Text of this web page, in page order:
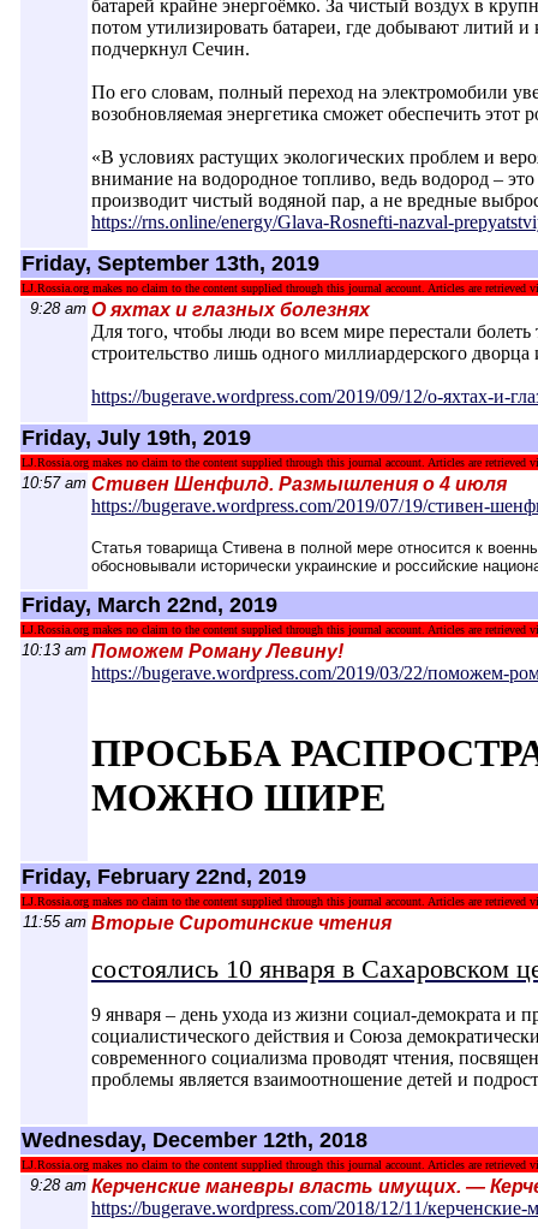
батарей крайне энергоёмко. За чистый воздух в
потом утилизировать батареи, где добывают литий
подчеркнул Сечин.
По его словам, полный переход на электромобили
возобновляемая энергетика сможет обеспечить этот
«В условиях растущих экологических проблем и
внимание на водородное топливо, ведь водород –
производит чистый водяной пар, а не вредные
https://rns.online/energy/Glava-Rosnefti-nazval-
Friday, September 13th, 2019
LJ.Rossia.org makes no claim to the content supplied through this journal account. Articles are retrieved
9:28 am О яхтах и глазных болезнях
Для того, чтобы люди во всем мире перестали
строительство лишь одного миллиардерского
https://bugerave.wordpress.com/2019/09/1 2/о-яхтах-и-
Friday, July 19th, 2019
LJ.Rossia.org makes no claim to the content supplied through this journal account. Articles are retrieved
10:57 am Стивен Шенфилд. Размышления о 4 июля
https://bugerave.wordpress.com/2019/07/19/стивен-
Статья товарища Стивена в полной мере относится к
обосновывали исторически украинские и российские
Friday, March 22nd, 2019
LJ.Rossia.org makes no claim to the content supplied through this journal account. Articles are retrieved
10:13 am Поможем Роману Левину!
https://bugerave.wordpress.com/2019/03/22/поможем-
ПРОСЬБА
МОЖНО ШИРЕ
Friday, February 22nd, 2019
LJ.Rossia.org makes no claim to the content supplied through this journal account. Articles are retrieved
11:55 am Вторые Сиротинские чтения
состоялись 10 января в Сахаровском
9 января – день ухода из жизни социал-демократа и
социалистического действия и Союза
современного социализма проводят чтения,
проблемы является взаимоотношение детей и
Wednesday, December 12th, 2018
LJ.Rossia.org makes no claim to the content supplied through this journal account. Articles are retrieved
9:28 am Керченские маневры власть имущих. —
https://bugerave.wordpress.com/2018/12/1 1/